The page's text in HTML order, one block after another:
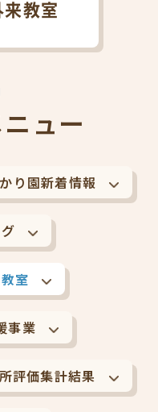
来教室
ュー
り園新着情報
室
事業
評価集計結果